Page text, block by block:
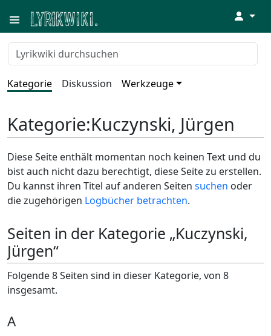
↓
Kategorie Diskussion Werkzeuge
Kategorie:Kuczynski, Jürgen
Diese Seite enthält momentan noch keinen Text und du
bist auch nicht dazu berechtigt, diese Seite zu erstellen.
Du kannst ihren Titel auf anderen Seiten suchen oder
die zugehörigen Logbücher betrachten.
Seiten in der Kategorie „Kuczynski,
Jürgen“
Folgende 8 Seiten sind in dieser Kategorie, von 8
insgesamt.
A